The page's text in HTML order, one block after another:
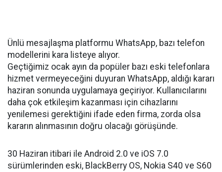
Ünlü mesajlaşma platformu WhatsApp, bazı telefon
modellerini kara listeye alıyor.
Geçtiğimiz ocak ayın da popüler bazı eski telefonlara
hizmet vermeyeceğini duyuran WhatsApp, aldığı kararı
haziran sonunda uygulamaya geçiriyor. Kullanıcılarını
daha çok etkileşim kazanması için cihazlarını
yenilemesi gerektiğini ifade eden firma, zorda olsa
kararın alınmasının doğru olacağı görüşünde.
30 Haziran itibari ile Android 2.0 ve iOS 7.0
sürümlerinden eski, BlackBerry OS, Nokia S40 ve S60